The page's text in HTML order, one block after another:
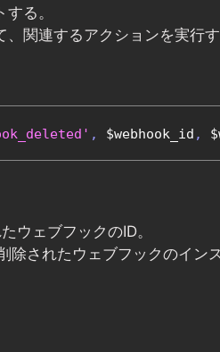
る。
関連するアクションを実行す
, $webhook_id ,
ウェブフックのID。
除されたウェブフックのイン